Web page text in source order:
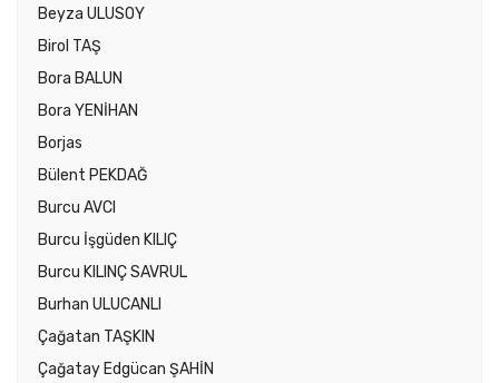
Beyza ULUSOY
Birol TAŞ
Bora BALUN
Bora YENİHAN
Borjas
Bülent PEKDAĞ
Burcu AVCI
Burcu İşgüden KILIÇ
Burcu KILINÇ SAVRUL
Burhan ULUCANLI
Çağatan TAŞKIN
Çağatay Edgücan ŞAHİN